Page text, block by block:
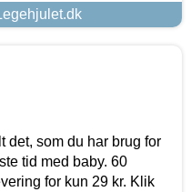
det, som du har brug for
tid med baby. 60
for kun 29 kr. Klik